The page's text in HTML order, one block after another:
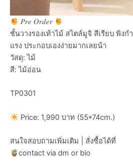
𝑃𝑟𝑒 𝑂𝑟𝑑𝑒𝑟
ชั้นวางรองเท้าไม้ สไตล์มูจิ สีเรียบ พิง
แรง ประกอบเองง่ายมากเลยน้า
วัสดุ: ไม้
สี: ไม้อ่อน
TP0301
Price: 1,990 บาท (55*74cm.)
สนใจสอบถามเพิ่มเติม | สั่งซื้อได้ที่
contact via dm or bio